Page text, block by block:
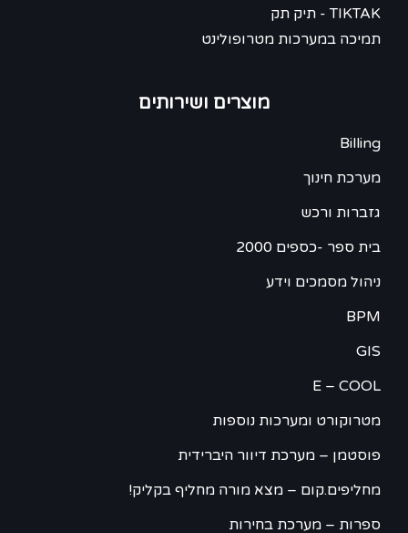
TIKTAK - תיק תק
תמיכה במערכות מטרופולינט
מוצרים ושירותים
Billing
מערכת חינוך
גזברות ורכש
בית ספר -כספים 2000
ניהול מסמכים וידע
BPM
GIS
E – COOL
מטרוקורט ומערכות נוספות
פוסטמן – מערכת דיוור היברידית
מחליפים.קום – מצא מורה מחליף בקליק!
ספרות – מערכת בחירות